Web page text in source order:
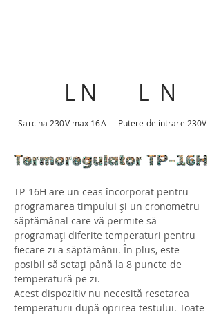
L N
L
N
Sarcina 230V max 16A Putere de intrare 230V
ТР-16Н are un ceas încorporat pentru
programarea timpului și un cronometru
săptămânal care vă permite să
programați diferite temperaturi pentru
fiecare zi a săptămânii. În plus, este
posibil să setați până la 8 puncte de
temperatură pe zi.
Acest dispozitiv nu necesită resetarea
temperaturii după oprirea testului. Toate